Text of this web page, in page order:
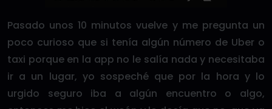
Pasado unos 10 minutos vuelve y me pregunta un
poco curioso que si tenía algún número de Uber o
taxi porque en la app no le salía nada y necesitaba
ir a un lugar, yo sospeché que por la hora y lo
urgido seguro iba a algún encuentro o algo,